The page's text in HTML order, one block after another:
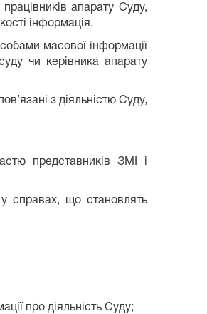
апарату Суду,
інформація.
масової інформації
чи керівника апарату
з діяльністю Суду,
представників ЗМІ і
у справах, що становлять
про діяльність Суду;